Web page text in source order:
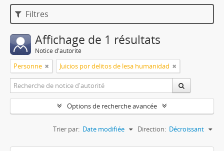
Filtres
Affichage de 1 résultats
Notice d'autorité
Personne Juicios por delitos de lesa humanidad
Options de recherche avancée
Trier par: Date modifiée Direction: Décroissant